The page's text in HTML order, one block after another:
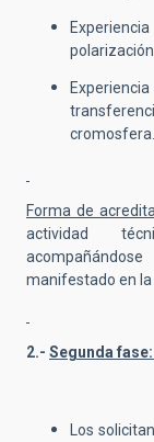
cromosfera.
Forma de
actividad
manifestado en la
2.- Segunda
Los